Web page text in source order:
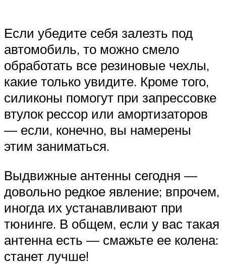
Если убедите себя залезть под
автомобиль, то можно смело
обработать все резиновые чехлы,
какие только увидите. Кроме того,
силиконы помогут при запрессовке
втулок рессор или амортизаторов
— если, конечно, вы намерены
этим заниматься.
Выдвижные антенны сегодня —
довольно редкое явление; впрочем,
иногда их устанавливают при
тюнинге. В общем, если у вас такая
антенна есть — смажьте ее колена:
станет лучше!